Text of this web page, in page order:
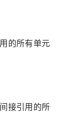
的所有单元
接引用的所